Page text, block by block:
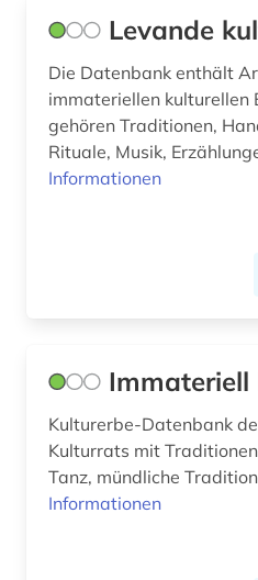
Levande
Die Datenbank enthält
immateriellen kulturellen
gehören Traditionen,
Rituale, Musik,
Informationen
Kulturerbe-Datenbank
Kulturrats mit
Tanz, mündliche
Informationen